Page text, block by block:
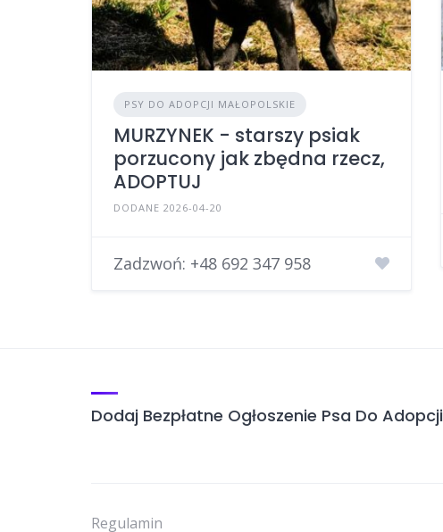
PSY DO ADOPCJI MAŁOPOLSKIE
MURZYNEK - starszy psiak
porzucony jak zbędna rzecz,
ADOPTUJ
DODANE 2026-04-20
Zadzwoń: +48 692 347 958
Dodaj Bezpłatne Ogłoszenie Psa Do Adopcji
Regulamin